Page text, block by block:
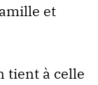
et
tient à celle